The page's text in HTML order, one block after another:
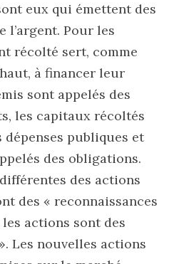
eux qui émettent des
l’argent. Pour les
récolté sert, comme
à financer leur
sont appelés des
les capitaux récoltés
dépenses publiques et
des obligations.
des actions
des « reconnaissances
actions sont des
Les nouvelles actions